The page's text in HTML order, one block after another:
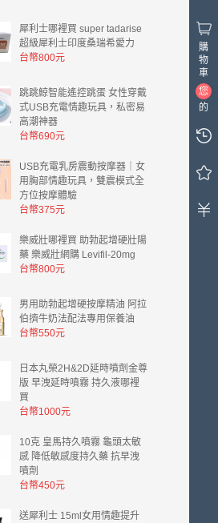
犀利士哪裡買 super tadarise
超級犀利士印度桑瑞希愛力
台幣800元
跳跳鯨智能遙控跳蛋 女性穿戴
式USB充電情趣玩具，私密易
高潮神器
台幣690元
USB充電乳房震動按摩器｜女
用胸部情趣玩具，雙震模式全
方位按摩體驗
台幣375元
樂威壯哪裡買 助勃起增硬壯陽
藥 樂威壯網購 Levifil-20mg
台幣800元
男用助勃起增硬按摩精油 阿拉
伯擠牛奶法配法專用保養油
台幣550元
日本丸榮2H&2D延時噴劑金尊
版 早洩延時噴霧 持久液哪裡
買
台幣1000元
10克 皇馬持久噴霧 龜頭太敏
感 降低敏感度持久藥 抗早洩
噴劑
台幣450元
送犀利士 15ml女用情趣提升
購
物
車
您
的
物
中
0
件